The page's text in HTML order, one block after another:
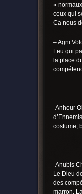
«
ceux qui
Ca nous
– Agni
Feu qui
la place
-Anhour
costume,
-Anubis
Le Dieu
des
marron.